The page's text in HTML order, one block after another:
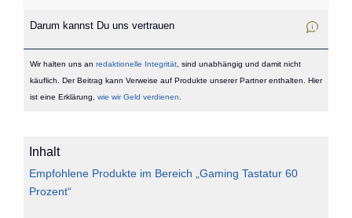
Darum kannst Du uns vertrauen
Wir halten uns an redaktionelle Integrität, sind unabhängig und damit nicht
käuflich. Der Beitrag kann Verweise auf Produkte unserer Partner enthalten. Hier
ist eine Erklärung, wie wir Geld verdienen
Inhalt
Empfohlene Produkte im Bereich „Gaming Tastatur 60
Prozent“